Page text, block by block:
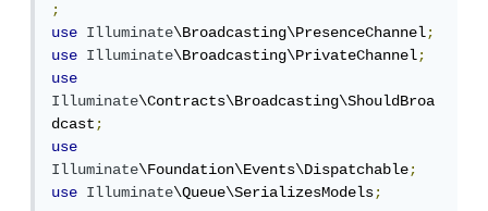
;
use
Illuminate\Broadcasting\PresenceChannel;
use
Illuminate\Broadcasting\PrivateChannel;
use
Illuminate\Contracts\Broadcasting\ShouldBroa
dcast;
use
Illuminate\Foundation\Events\Dispatchable;
use
Illuminate\Queue\SerializesModels;